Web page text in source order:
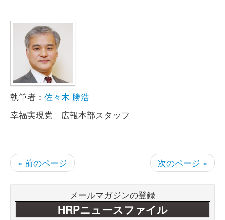
執筆者： 佐々木 勝浩
幸福実現党 広報本部スタッフ
« 前のページ 次のページ »
メールマガジンの登録
HRPニュースファイル